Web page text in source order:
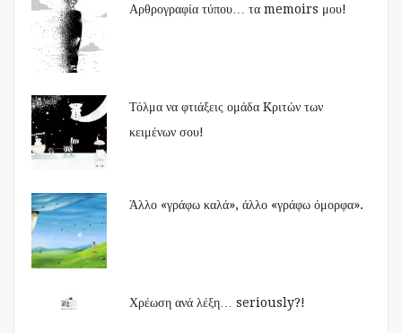
Αρθρογραφία τύπου… τα memoirs μου!
Τόλμα να φτιάξεις ομάδα Kριτών των
κειμένων σου!
Άλλο «γράφω καλά», άλλο «γράφω όμορφα».
Χρέωση ανά λέξη… seriously?!